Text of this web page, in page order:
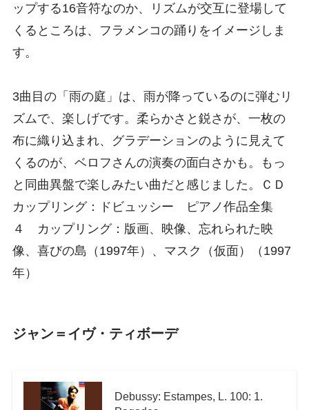
ップする16音符なのか、リズムが交互に登場して
くるところは、フラメンコの踊りをイメージしま
す。
3曲目の「雨の庭」は、雨が降っているのに弾むリ
ズムで、楽しげです。柔らかさと鋭さが、一枚の
布に織り込まれ、グラデーションのように見えて
くるのが、ベロフさんの演奏の面白さかも。もっ
と同曲異盤で楽しみたい曲だと感じました。ＣＤ
カップリング：ドビュッシー ピアノ作品全集
４ カップリング：版画、映像、忘れられた映
像、喜びの島（1997年）、マスク（仮面）（1997
年）
ジャン＝イヴ・ティボーデ
Debussy: Estampes, L. 100: 1.